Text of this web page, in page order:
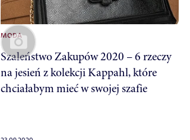
MODA
Szaleństwo Zakupów 2020 – 6 rzeczy
na jesień z kolekcji Kappahl, które
chciałabym mieć w swojej szafie